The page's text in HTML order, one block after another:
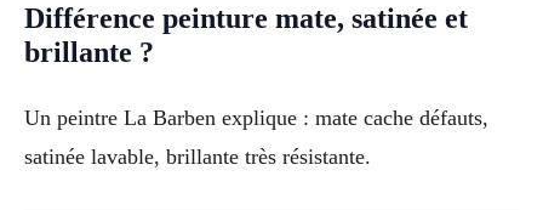
Différence peinture mate, satinée et
brillante ?
Un peintre La Barben explique : mate cache défauts,
satinée lavable, brillante très résistante.